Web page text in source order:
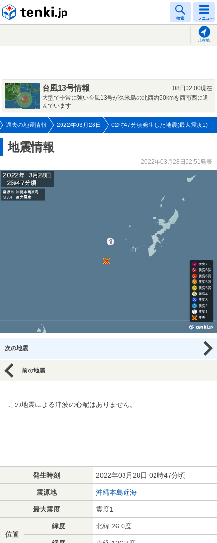
検索 メニュー
現在地
台風13号情報
08日02:00現在
大型で非常に強い台風13号が久米島の北西約50kmを西南西に進
んでいます
過去の地震情報 2022年03月28日 02時47分頃発生した地震(最大震度1)
地震情報
2022年03月28日02:51発表
次の地震
前の地震
この地震による津波の心配はありません。
発生時刻 2022年03月28日 02時47分頃
震源地 沖縄本島近海
最大震度 震度1
位置
緯度 北緯 26.0度